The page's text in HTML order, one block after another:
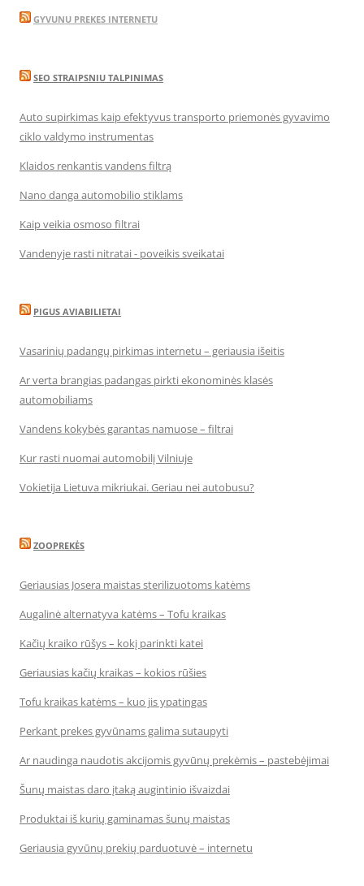
GYVUNU PREKES INTERNETU
SEO STRAIPSNIU TALPINIMAS
Auto supirkimas kaip efektyvus transporto priemonės gyvavimo
ciklo valdymo instrumentas
Klaidos renkantis vandens filtrą
Nano danga automobilio stiklams
Kaip veikia osmoso filtrai
Vandenyje rasti nitratai - poveikis sveikatai
PIGUS AVIABILIETAI
Vasarinių padangų pirkimas internetu – geriausia išeitis
Ar verta brangias padangas pirkti ekonominės klasės
automobiliams
Vandens kokybės garantas namuose – filtrai
Kur rasti nuomai automobilį Vilniuje
Vokietija Lietuva mikriukai. Geriau nei autobusu?
ZOOPREKĖS
Geriausias Josera maistas sterilizuotoms katėms
Augalinė alternatyva katėms – Tofu kraikas
Kačių kraiko rūšys – kokį parinkti katei
Geriausias kačių kraikas – kokios rūšies
Tofu kraikas katėms – kuo jis ypatingas
Perkant prekes gyvūnams galima sutaupyti
Ar naudinga naudotis akcijomis gyvūnų prekėmis – pastebėjimai
Šunų maistas daro įtaką augintinio išvaizdai
Produktai iš kurių gaminamas šunų maistas
Geriausia gyvūnų prekių parduotuvė – internetu